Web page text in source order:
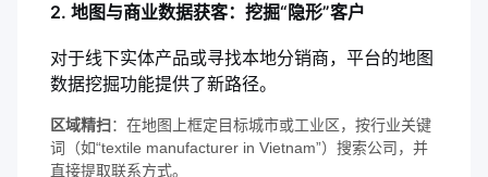
2. 地图与商业数据获客：挖掘“隐形”客户
对于线下实体产品或寻找本地分销商，平台的地图
数据挖掘功能提供了新路径。
区域精扫：在地图上框定目标城市或工业区，按行业关键
词（如“textile manufacturer in Vietnam”）搜索公司，并
直接提取联系方式。